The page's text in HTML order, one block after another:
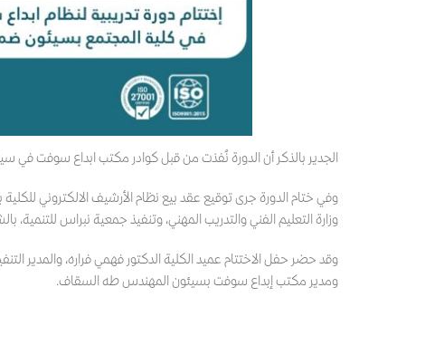
الجدير بالذكر أن الدورة نُفذت من قبل كوادر مكتب ابداع سوفت في
وفي ختام الدورة جرى توقيع عقد بيع نظام الأرشيف الالكتروني
وزارة التعليم الفني والتدريب المهني، وتنفيذ جمعية نبراس
وقد حضر حفل الاختتام عميد الكلية الدكتور فهمي فراره، والمدير
ومدير مكتب إبداع سوفت بسيئون المهندس طه السقاف.